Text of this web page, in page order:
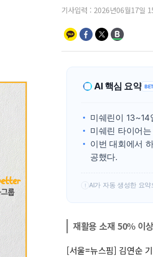
기사입력 : 2026년06월17일
AI 핵심 요약
미쉐린이
미쉐린 타이어
이번 대회에서
공했다.
! AI가 자동 생성한 요
재활용 소재 50% 이
[서울=뉴스핌] 김연순